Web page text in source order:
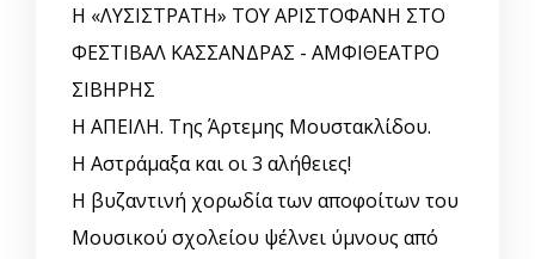
Η «ΛΥΣΙΣΤΡΑΤΗ» ΤΟΥ ΑΡΙΣΤΟΦΑΝΗ ΣΤΟ
ΦΕΣΤΙΒΑΛ ΚΑΣΣΑΝΔΡΑΣ - ΑΜΦΙΘΕΑΤΡΟ
ΣΙΒΗΡΗΣ
Η ΑΠΕΙΛΗ. Της Άρτεμης Μουστακλίδου.
Η Αστράμαξα και οι 3 αλήθειες!
Η βυζαντινή χορωδία των αποφοίτων του
Μουσικού σχολείου ψέλνει ύμνους από